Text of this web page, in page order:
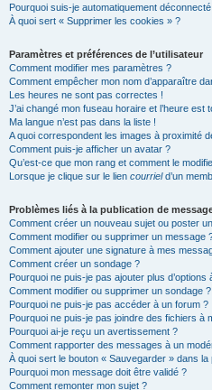
Pourquoi suis-je automatiquement
À quoi sert « Supprimer les cookies » ?
Paramètres et préférences de l’utilisateur
Comment modifier mes paramètres ?
Comment empêcher mon nom d’apparaître
Les heures ne sont pas correctes !
J’ai changé mon fuseau horaire et l’heure est
Ma langue n’est pas dans la liste !
A quoi correspondent les images à proximité
Comment puis-je afficher un avatar ?
Qu’est-ce que mon rang et comment le
Lorsque je clique sur le lien courrield’un
Problèmes liés à la publication de
Comment créer un nouveau sujet ou poster
Comment modifier ou supprimer un message
Comment ajouter une signature à mes
Comment créer un sondage ?
Pourquoi ne puis-je pas ajouter plus d’options
Comment modifier ou supprimer un sondage ?
Pourquoi ne puis-je pas accéder à un forum ?
Pourquoi ne puis-je pas joindre des fichiers à
Pourquoi ai-je reçu un avertissement ?
Comment rapporter des messages à un
À quoi sert le bouton « Sauvegarder » dans
Pourquoi mon message doit être validé ?
Comment remonter mon sujet ?